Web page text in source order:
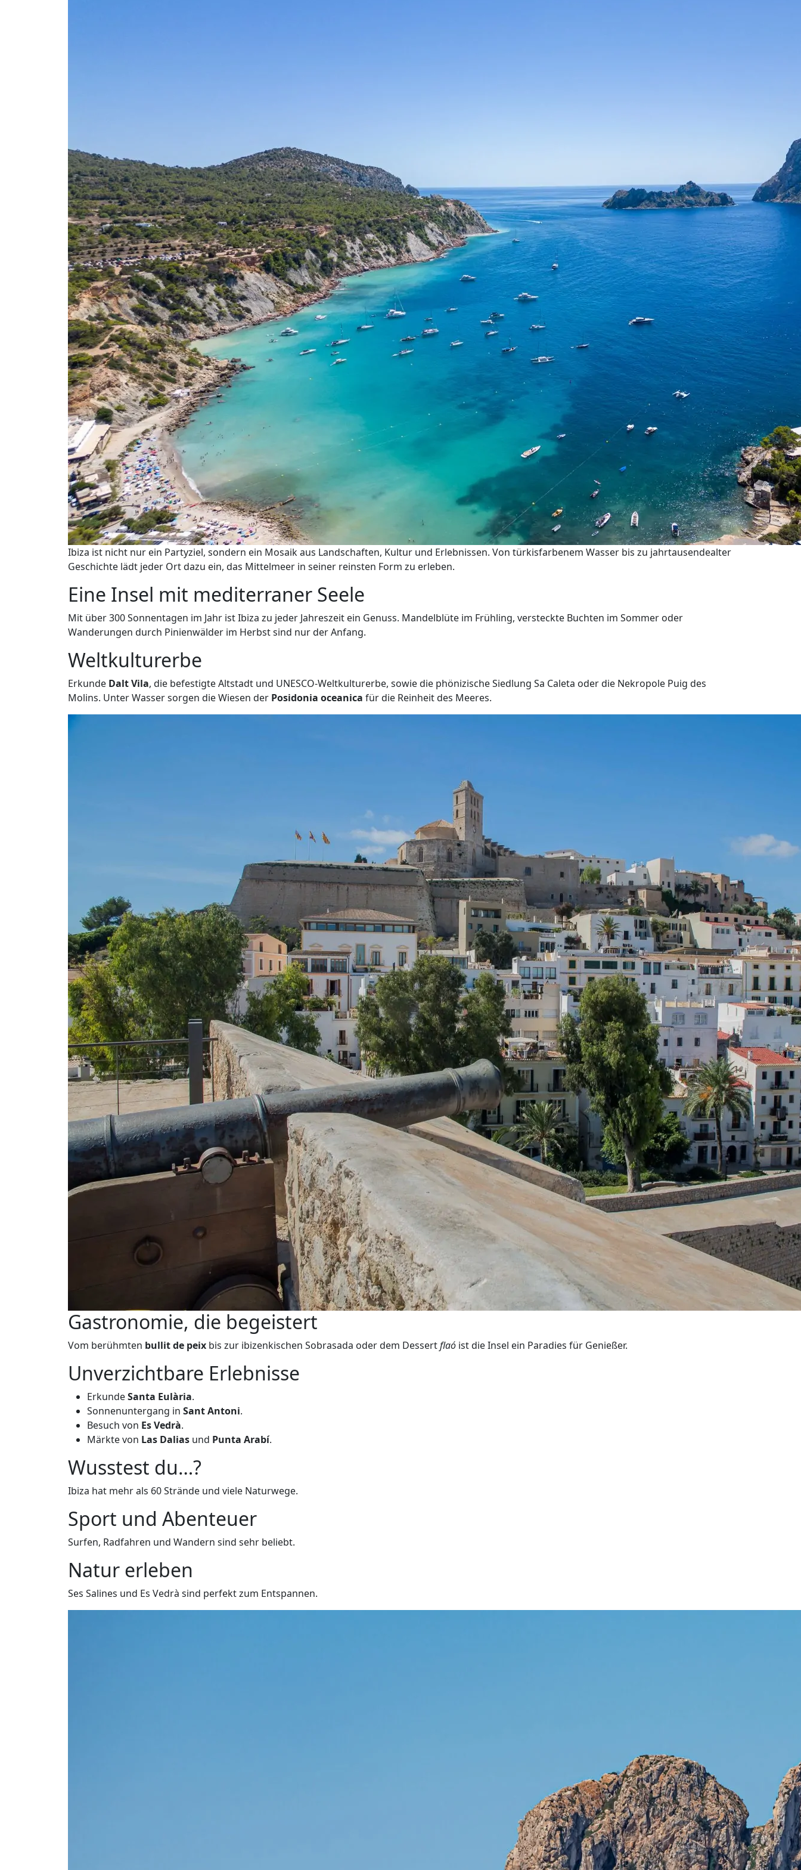
Ibiza ist nicht nur ein Partyziel, sondern ein Mosaik aus Landschaften, Kultur und Erlebnissen. Von türkisfarbenem Wasser bis zu jahrtausendealter
Geschichte lädt jeder Ort dazu ein, das Mittelmeer in seiner reinsten Form zu erleben.
Eine Insel mit mediterraner Seele
Mit über 300 Sonnentagen im Jahr ist Ibiza zu jeder Jahreszeit ein Genuss. Mandelblüte im Frühling, versteckte Buchten im Sommer oder
Wanderungen durch Pinienwälder im Herbst sind nur der Anfang.
Weltkulturerbe
Erkunde Dalt Vila, die befestigte Altstadt und UNESCO-Weltkulturerbe, sowie die phönizische Siedlung Sa Caleta oder die Nekropole Puig des
Molins. Unter Wasser sorgen die Wiesen der Posidonia oceanica für die Reinheit des Meeres.
Gastronomie, die begeistert
Vom berühmten bullit de peix bis zur ibizenkischen Sobrasada oder dem Dessertflaó ist die Insel ein Paradies für Genießer.
Unverzichtbare Erlebnisse
ErkundeSanta Eulària.
Sonnenuntergang in Sant Antoni.
Besuch von Es Vedrà.
Märkte von Las Dalias und Punta Arabí.
Wusstest du…?
Ibiza hat mehr als 60 Strände und viele Naturwege.
Sport und Abenteuer
Surfen, Radfahren und Wandern sind sehr beliebt.
Natur erleben
Ses Salines und Es Vedrà sind perfekt zum Entspannen.